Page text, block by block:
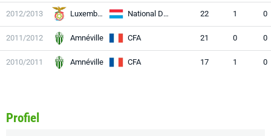
2012/2013 Luxembourg Cit National Division 22 1 0
2011/2012 Amnéville CFA 21 0 0
2010/2011 Amnéville CFA 17 1 0
Profiel